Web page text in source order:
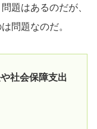
題はあるのだが、
問題なのだ。
社会保障支出